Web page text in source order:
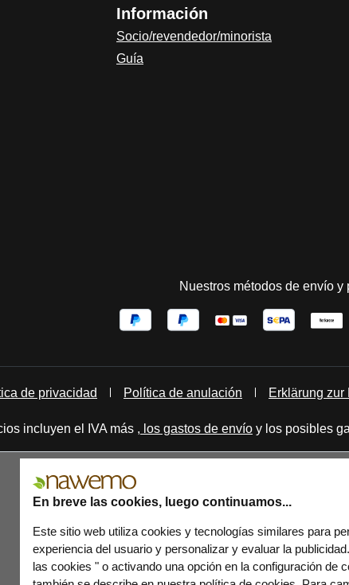
En breve las cookies, luego continuamos...
Este sitio web utiliza cookies y tecnologías similares para
experiencia del usuario y personalizar y evaluar la
las cookies " o activando una opción en la configuración de
Información
Socio/revendedor/minorista
Guía
Nuestros métodos de envío y
de privacidad Política de anulación Erklärung zur
incluyen el IVA más , los gastos de envío y los posibles